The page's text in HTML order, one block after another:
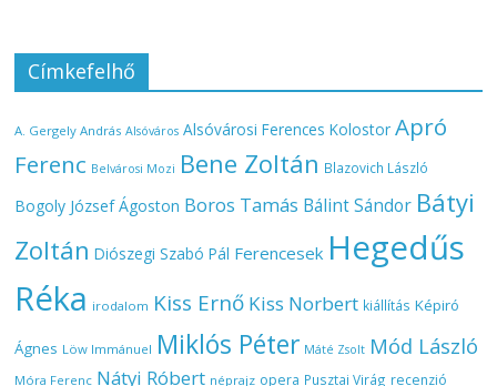
Címkefelhő
A. Gergely András Alsóváros Alsóvárosi Ferences Kolostor Apró
Ferenc Belvárosi Mozi Bene Zoltán Blazovich László
Bogoly József Ágoston Boros Tamás Bálint Sándor Bátyi
Zoltán Diószegi Szabó Pál Ferencesek Hegedűs
Réka irodalom Kiss Ernő Kiss Norbert kiállítás Képiró
Ágnes Löw Immánuel Miklós Péter Máté Zsolt Mód László
Móra Ferenc Nátyi Róbert néprajz opera Pusztai Virág recenzió